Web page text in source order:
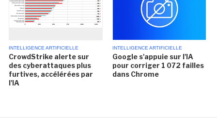
INTELLIGENCE ARTIFICIELLE
CrowdStrike alerte sur
des cyberattaques plus
furtives, accélérées par
l'IA
INTELLIGENCE ARTIFICIELLE
Google s'appuie sur l'IA
pour corriger 1 072 failles
dans Chrome